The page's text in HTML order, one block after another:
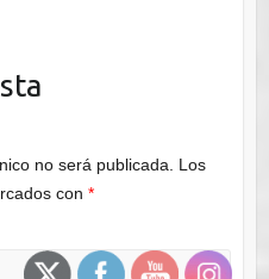
no será publicada.
Los
con *